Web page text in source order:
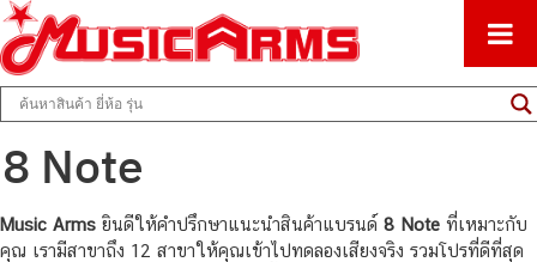
Music Arms
ศูนย์รวมครื่องดนตรีทุกชนิด ตั้งแต่เริ่มต้นถึงมืออาชีพ
8 Note
Music Arms ยินดีให้คำปรึกษาแนะนำสินค้าแบรนด์ 8 Note ที่เหมาะกับ
คุณ เรามีสาขาถึง 12 สาขาให้คุณเข้าไปทดลองเสียงจริง รวมโปรที่ดีที่สุด